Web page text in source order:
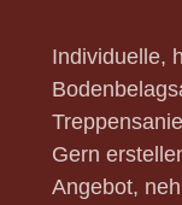
Individuelle,
Gern
Angebot,